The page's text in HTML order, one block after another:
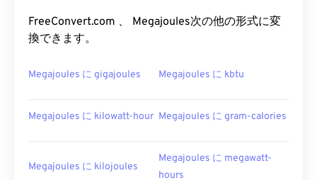
FreeConvert.com 、 Megajoules次の他の形式に変
換できます。
Megajoules に gigajoules Megajoules に kbtu
Megajoules に kilowatt-hour Megajoules に gram-calories
Megajoules に kilojoules
Megajoules に megawatt-
hours